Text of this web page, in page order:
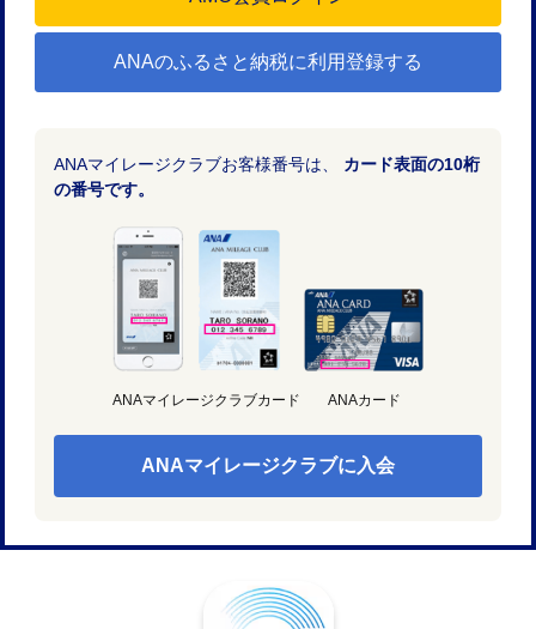
ANAのふるさと納税に利用登録する
ANAマイレージクラブお客様番号は、 カード表面の10桁
の番号です。
ANAマイレージクラブカード ANAカード
ANAマイレージクラブに入会